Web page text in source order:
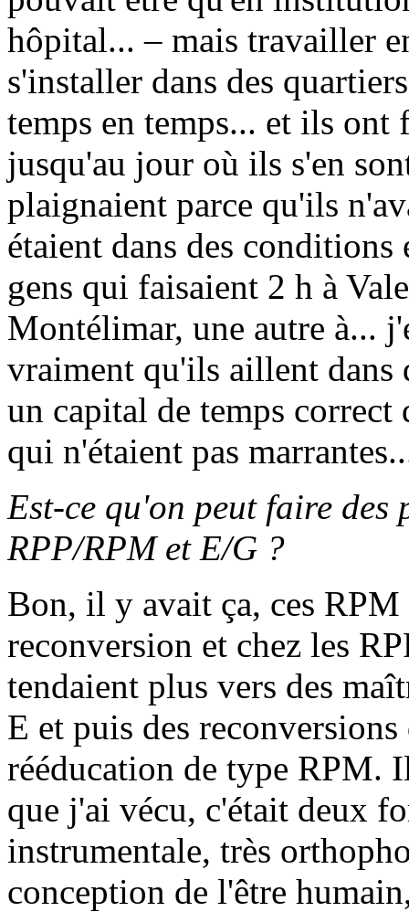
hôpital... – mais travailler
s'installer dans des
temps en temps... et ils ont
jusqu'au jour où ils s'en
plaignaient parce qu'ils
étaient dans des
gens qui faisaient 2 h à
Montélimar, une autre à...
vraiment qu'ils aillent
un capital de temps correct
qui n'étaient pas
Est-ce qu'on peut faire
RPP/RPM et E/G ?
Bon, il y avait ça, ces
reconversion et chez les
tendaient plus vers des
E et puis des
rééducation de type RPM.
que j'ai vécu, c'était deux
instrumentale, très
conception de l'être